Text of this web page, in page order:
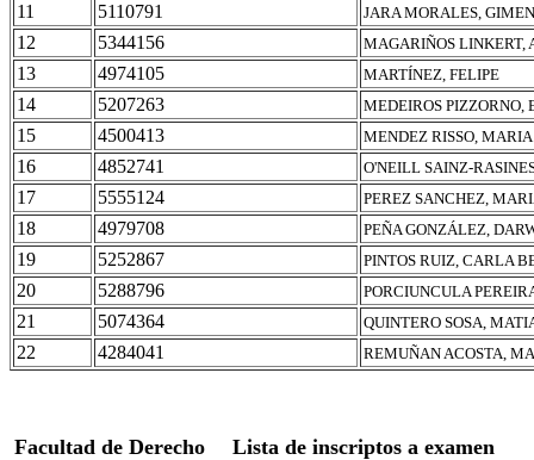
11 5110791 JARA MORALES,
12 5344156 MAGARIÑOS LINKERT,
13 4974105 MARTÍNEZ, FELIPE
14 5207263 MEDEIROS
15 4500413 MENDEZ RISSO, MARIA
16 4852741 O'NEILL SAINZ-
17 5555124 PEREZ SANCHEZ,
18 4979708 PEÑA GONZÁLEZ,
19 5252867 PINTOS RUIZ, CARLA
20 5288796 PORCIUNCULA
21 5074364 QUINTERO SOSA,
22 4284041 REMUÑAN ACOSTA,
Facultad de Derecho Lista de inscriptos a examen